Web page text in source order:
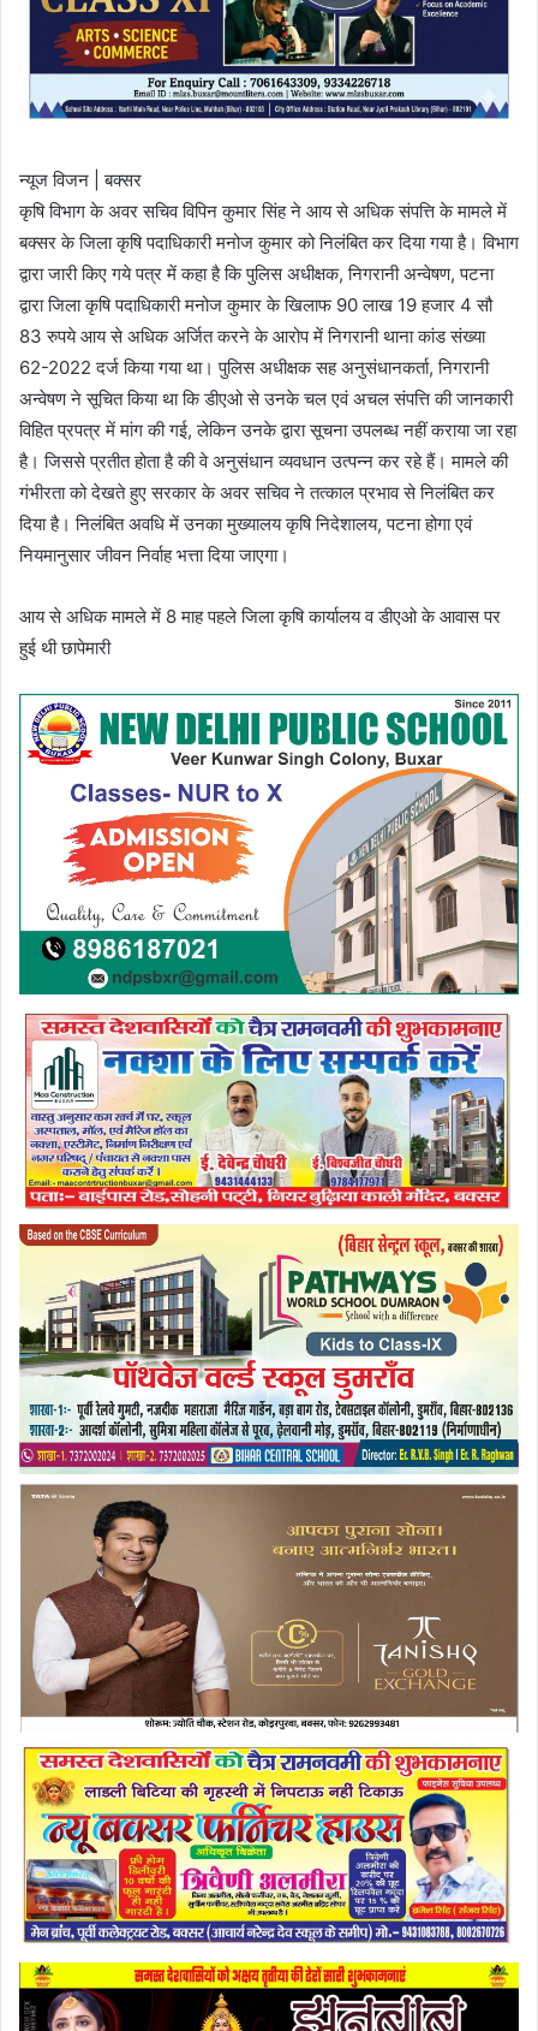
न्यूज विजन | बक्सर
कृषि विभाग के अवर सचिव विपिन कुमार सिंह ने आय से अधिक संपत्ति के मामले में
बक्सर के जिला कृषि पदाधिकारी मनोज कुमार को निलंबित कर दिया गया है। विभाग
द्वारा जारी किए गये पत्र में कहा है कि पुलिस अधीक्षक, निगरानी अन्वेषण, पटना
द्वारा जिला कृषि पदाधिकारी मनोज कुमार के खिलाफ 90 लाख 19 हजार 4 सौ
83 रुपये आय से अधिक अर्जित करने के आरोप में निगरानी थाना कांड संख्या
62-2022 दर्ज किया गया था। पुलिस अधीक्षक सह अनुसंधानकर्ता, निगरानी
अन्वेषण ने सूचित किया था कि डीएओ से उनके चल एवं अचल संपत्ति की जानकारी
विहित प्रपत्र में मांग की गई, लेकिन उनके द्वारा सूचना उपलब्ध नहीं कराया जा रहा
है। जिससे प्रतीत होता है की वे अनुसंधान व्यवधान उत्पन्न कर रहे हैं। मामले की
गंभीरता को देखते हुए सरकार के अवर सचिव ने तत्काल प्रभाव से निलंबित कर
दिया है। निलंबित अवधि में उनका मुख्यालय कृषि निदेशालय, पटना होगा एवं
नियमानुसार जीवन निर्वाह भत्ता दिया जाएगा।
आय से अधिक मामले में 8 माह पहले जिला कृषि कार्यालय व डीएओ के आवास पर
हुई थी छापेमारी